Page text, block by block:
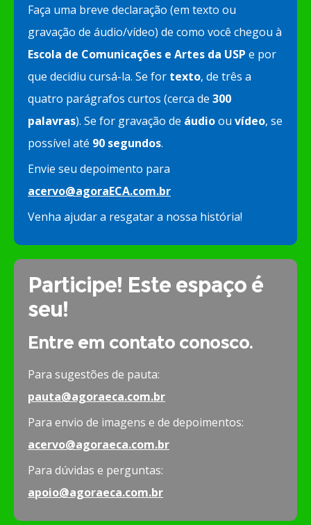
Faça uma breve declaração (em texto ou
gravação de áudio/vídeo) de como você chegou à
Escola de Comunicações e Artes da USP e por
que decidiu cursá-la. Se for texto, de três a
quatro parágrafos curtos (cerca de 300
palavras). Se for gravação de áudioou vídeo, se
possível até 90 segundos.
Envie seu depoimento para
acervo@agoraECA.com.br
Venha ajudar a resgatar a nossa história!
Participe! Este espaço é
seu!
Entre em contato conosco.
Para sugestões de pauta:
pauta@agoraeca.com.br
Para envio de imagens e de depoimentos:
acervo@agoraeca.com.br
Para dúvidas e perguntas:
apoio@agoraeca.com.br